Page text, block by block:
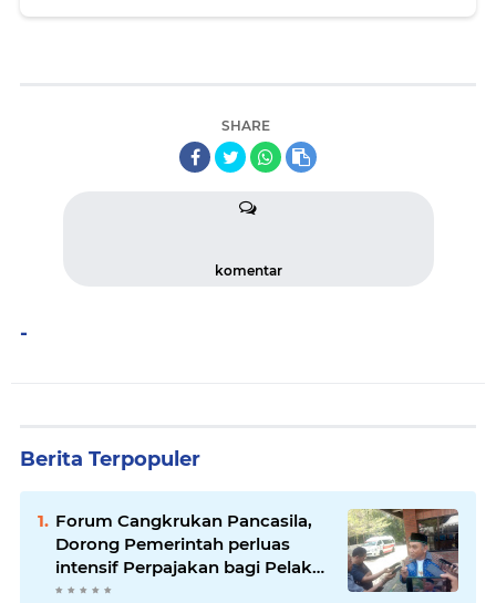
SHARE
komentar
-
Berita Terpopuler
Forum Cangkrukan Pancasila,
Dorong Pemerintah perluas
intensif Perpajakan bagi Pelaku
Usaha UMKM.